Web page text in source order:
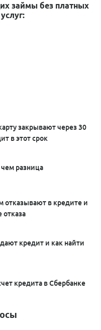
займы без платных
закрывают через 30
в этот срок
разница
отказывают в кредите и
отказа
кредит и как найти
кредита в Сбербанке